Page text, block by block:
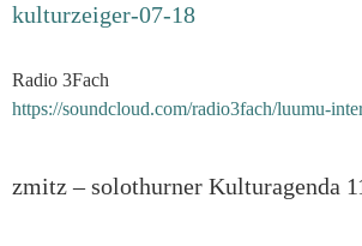
kulturzeiger-07-18
Radio 3Fach
https://soundcloud.com/radio3fach/luumu-
zmitz – solothurner Kulturagenda